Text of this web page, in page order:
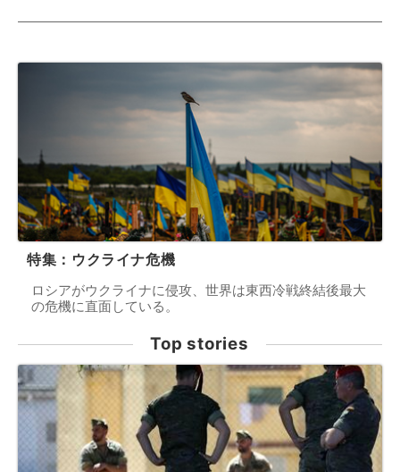
特集：ウクライナ危機
ロシアがウクライナに侵攻、世界は東西冷戦終結後最大
の危機に直面している。
Top stories